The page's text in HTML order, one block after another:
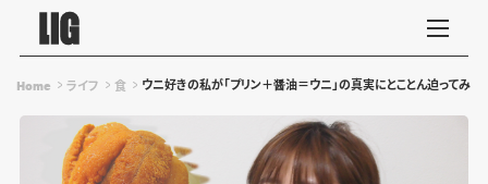
Home ライフ 食 ウニ好きの私が「プリン＋醤油＝ウニ」の真実にとことん迫ってみた